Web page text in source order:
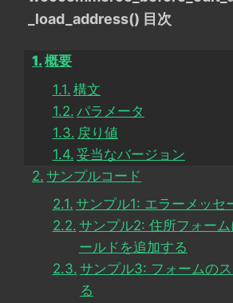
_load_address() 目次
概要
構文
パラメータ
戻り値
妥当なバージョン
サンプルコード
サンプル1: エラーメッセ
サンプル2: 住所フォー
ールドを追加する
サンプル3: フォームの
る